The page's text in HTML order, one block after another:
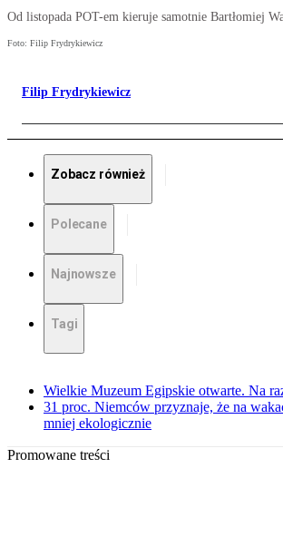
Od listopada POT-em kieruje samotnie Bartłomiej
Foto: Filip Frydrykiewicz
Filip Frydrykiewicz
Zobacz również
Polecane
Najnowsze
Tagi
Wielkie Muzeum Egipskie otwarte. Na
31 proc. Niemców przyznaje, że na
mniej ekologicznie
Promowane treści